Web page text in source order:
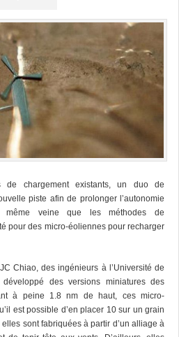
de chargement existants, un duo de
piste afin de prolonger l’autonomie
même veine que les méthodes de
pour des micro-éoliennes pour recharger
Chiao, des ingénieurs à l’Université de
des versions miniatures des
à peine 1.8 nm de haut, ces micro-
est possible d’en placer 10 sur un grain
sont fabriquées à partir d’un alliage à